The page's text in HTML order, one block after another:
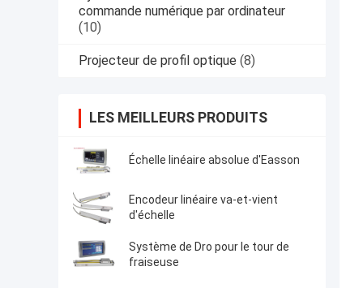
commande numérique par ordinateur
(10)
Projecteur de profil optique (8)
LES MEILLEURS PRODUITS
Échelle linéaire absolue d'Easson
Encodeur linéaire va-et-vient
d'échelle
Système de Dro pour le tour de
fraiseuse